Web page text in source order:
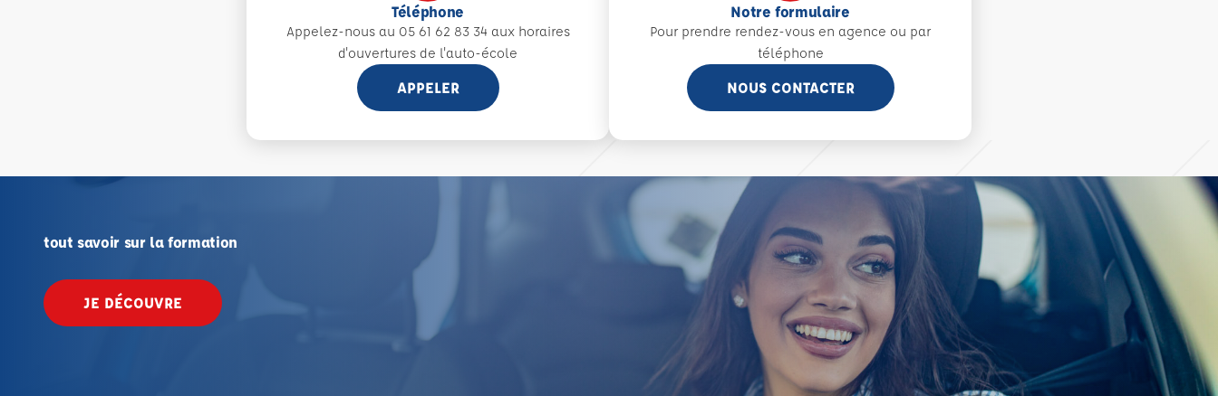
Téléphone
Appelez-nous au 05 61 62 83 34 aux horaires
d'ouvertures de l'auto-école
APPELER
Notre formulaire
Pour prendre rendez-vous en agence ou par
téléphone
NOUS CONTACTER
tout savoir sur la formation
JE DÉCOUVRE